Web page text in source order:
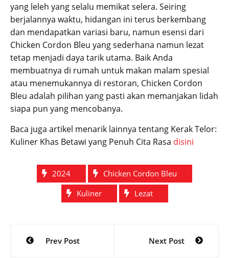
yang leleh yang selalu memikat selera. Seiring
berjalannya waktu, hidangan ini terus berkembang
dan mendapatkan variasi baru, namun esensi dari
Chicken Cordon Bleu yang sederhana namun lezat
tetap menjadi daya tarik utama. Baik Anda
membuatnya di rumah untuk makan malam spesial
atau menemukannya di restoran, Chicken Cordon
Bleu adalah pilihan yang pasti akan memanjakan lidah
siapa pun yang mencobanya.
Baca juga artikel menarik lainnya tentang Kerak Telor:
Kuliner Khas Betawi yang Penuh Cita Rasa disini
2024
Chicken Cordon Bleu
Kuliner
Lezat
navigation
Prev Post Next Post